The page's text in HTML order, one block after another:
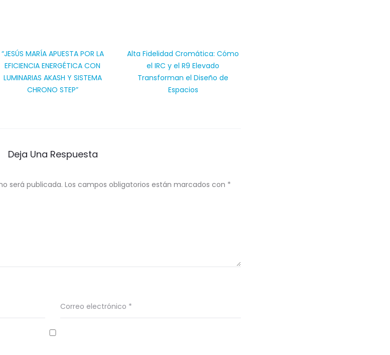
“JESÚS MARÍA APUESTA POR LA
EFICIENCIA ENERGÉTICA CON
LUMINARIAS AKASH Y SISTEMA
CHRONO STEP”
Alta Fidelidad Cromática: Cómo
el IRC y el R9 Elevado
Transforman el Diseño de
Espacios
Deja Una Respuesta
será publicada. Los campos obligatorios están marcados con *
Correo electrónico *